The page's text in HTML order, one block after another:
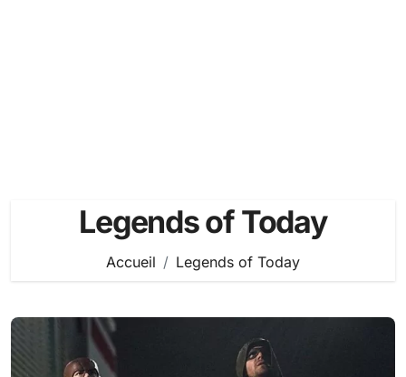
Legends of Today
Accueil Legends of Today